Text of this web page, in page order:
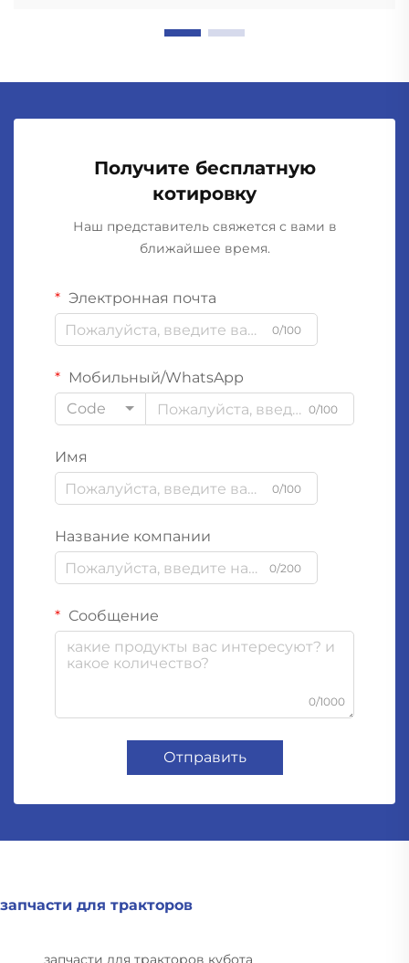
Получите бесплатную
котировку
Наш представитель свяжется с вами в
ближайшее время.
Электронная почта
0/100
Мобильный/WhatsApp
Code
0/100
Имя
0/100
Название компании
0/200
Сообщение
0/1000
Отправить
запчасти для тракторов
запчасти для тракторов кубота